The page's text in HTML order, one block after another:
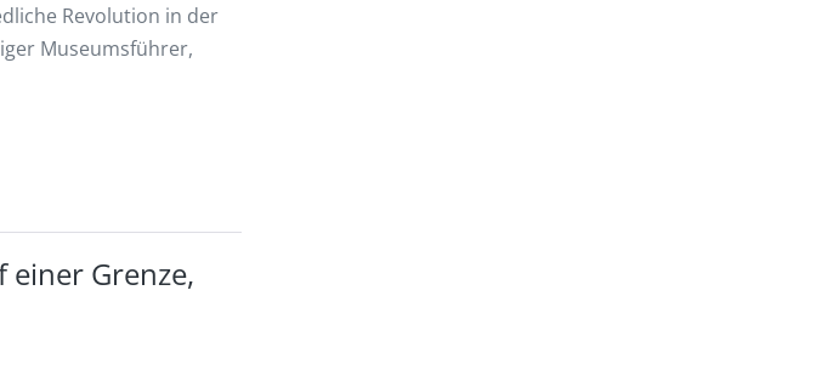
Revolution in der
Museumsführer,
einer Grenze,